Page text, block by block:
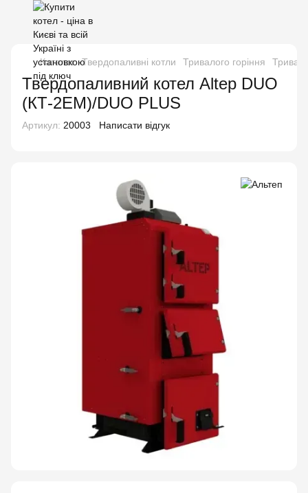
Каталог Твердопаливні котли Тривалого горіння
Твердопаливний котел Altep DUO
(КТ-2ЕM)/DUO PLUS
Артикул: 20003 Написати відгук